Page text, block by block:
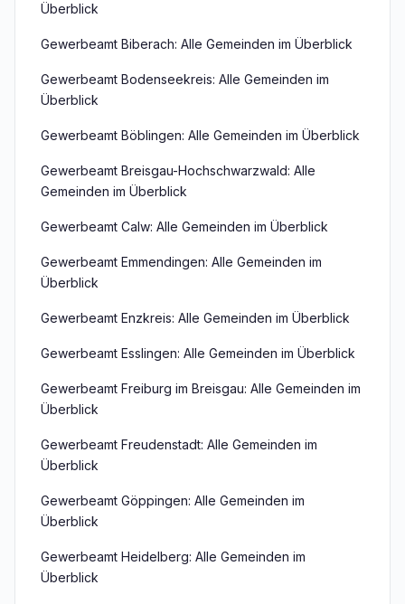
Überblick
Gewerbeamt Biberach: Alle Gemeinden im Überblick
Gewerbeamt Bodenseekreis: Alle Gemeinden im
Überblick
Gewerbeamt Böblingen: Alle Gemeinden im Überblick
Gewerbeamt Breisgau-Hochschwarzwald: Alle
Gemeinden im Überblick
Gewerbeamt Calw: Alle Gemeinden im Überblick
Gewerbeamt Emmendingen: Alle Gemeinden im
Überblick
Gewerbeamt Enzkreis: Alle Gemeinden im Überblick
Gewerbeamt Esslingen: Alle Gemeinden im Überblick
Gewerbeamt Freiburg im Breisgau: Alle Gemeinden im
Überblick
Gewerbeamt Freudenstadt: Alle Gemeinden im
Überblick
Gewerbeamt Göppingen: Alle Gemeinden im
Überblick
Gewerbeamt Heidelberg: Alle Gemeinden im
Überblick